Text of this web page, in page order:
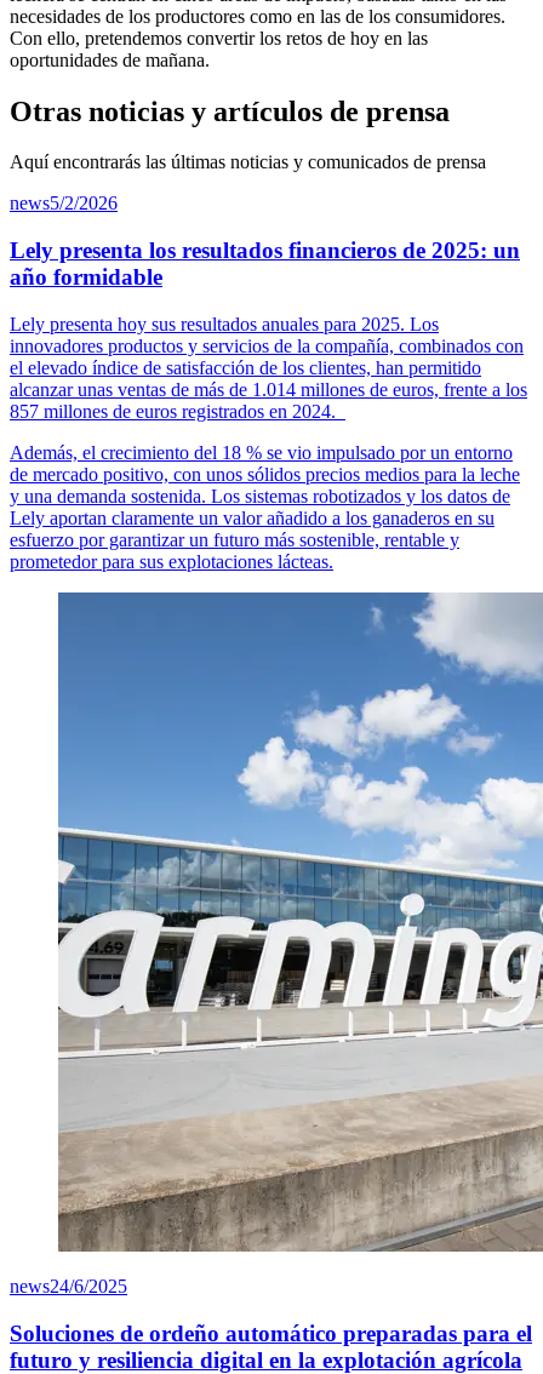
necesidades de los productores como en las de los consumidores.
Con ello, pretendemos convertir los retos de hoy en las
oportunidades de mañana.
Otras noticias y artículos de prensa
Aquí encontrarás las últimas noticias y comunicados de prensa
news5/2/2026
Lely presenta los resultados financieros de 2025: un
año formidable
Lely presenta hoy sus resultados anuales para 2025. Los
innovadores productos y servicios de la compañía, combinados con
el elevado índice de satisfacción de los clientes, han permitido
alcanzar unas ventas de más de 1.014 millones de euros, frente a los
857 millones de euros registrados en 2024.
Además, el crecimiento del 18 % se vio impulsado por un entorno
de mercado positivo, con unos sólidos precios medios para la leche
y una demanda sostenida. Los sistemas robotizados y los datos de
Lely aportan claramente un valor añadido a los ganaderos en su
esfuerzo por garantizar un futuro más sostenible, rentable y
prometedor para sus explotaciones lácteas.
news24/6/2025
Soluciones de ordeño automático preparadas para el
futuro y resiliencia digital en la explotación agrícola